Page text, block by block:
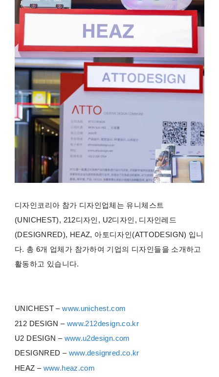
디자인코리아 참가 디자인업체는 유니체스트
(UNICHEST), 212디자인, U2디자인, 디자인레드
(DESIGNRED), HEAZ, 아토디자인(ATTODESIGN) 입니
다. 총 6개 업체가 참가하여 기업의 디자인들을 소개하고
활동하고 있습니다.
UNICHEST –www.unichest.com
212 DESIGN – www.212design.co.kr
U2 DESIGN – www.u2design.com
DESIGNRED – www.designred.co.kr
HEAZ – www.heaz.com